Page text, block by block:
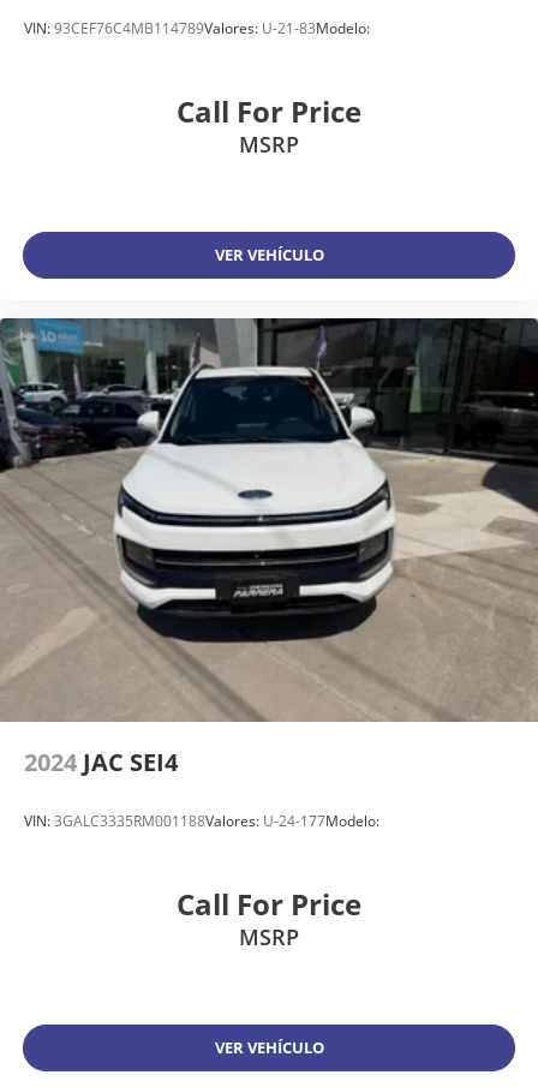
VIN:93CEF76C4MB114789Valores: U-21-83Modelo:
Call For Price
MSRP
VER VEHÍCULO
2024 JAC SEI4
VIN:3GALC3335RM001188Valores: U-24-177Modelo:
Call For Price
MSRP
VER VEHÍCULO